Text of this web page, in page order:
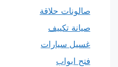
صالونات حلاقة
صيانة تكييف
غسيل سيارات
فتح ابواب